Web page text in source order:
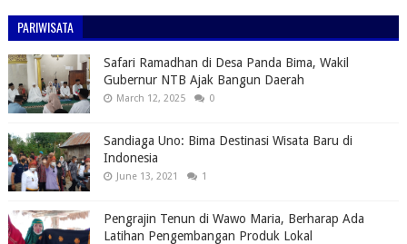
PARIWISATA
Safari Ramadhan di Desa Panda Bima, Wakil
Gubernur NTB Ajak Bangun Daerah
March 12, 2025 0
Sandiaga Uno: Bima Destinasi Wisata Baru di
Indonesia
June 13, 2021 1
Pengrajin Tenun di Wawo Maria, Berharap Ada
Latihan Pengembangan Produk Lokal